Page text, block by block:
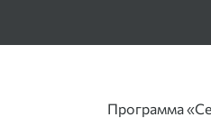
Программа